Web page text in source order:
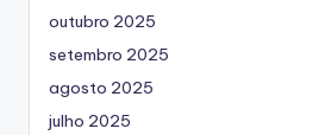
outubro 2025
setembro 2025
agosto 2025
julho 2025